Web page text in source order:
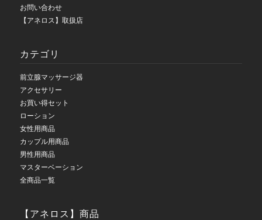
お問い合わせ
【アネロス】取扱店
カテゴリ
前立腺マッサージ器
アクセサリー
お買い得セット
ローション
女性用商品
カップル用商品
男性用商品
マスターベーション
全商品一覧
【アネロス】商品